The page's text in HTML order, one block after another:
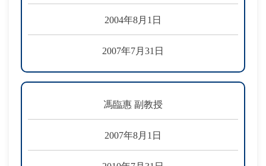
2004年8月1日
2007年7月31日
馮臨惠 副教授
2007年8月1日